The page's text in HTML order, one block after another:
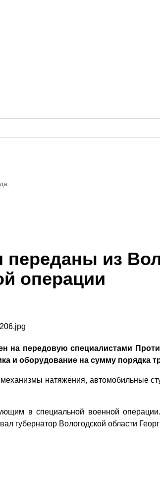
из
операции
на передовую специалистами
и оборудование на сумму порядка
натяжения, автомобильные
в специальной военной
губернатор Вологодской области